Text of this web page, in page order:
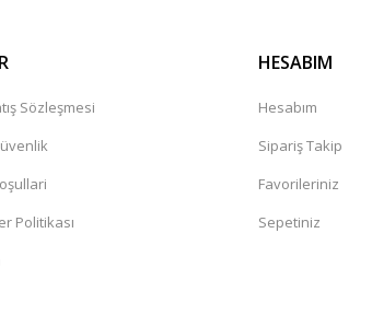
Sözleşmesi
Politikası
HESABIM
Hesabım
Sipariş Takip
Favorileriniz
Sepetiniz